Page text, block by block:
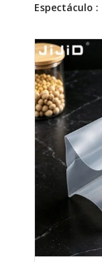
Espectáculo